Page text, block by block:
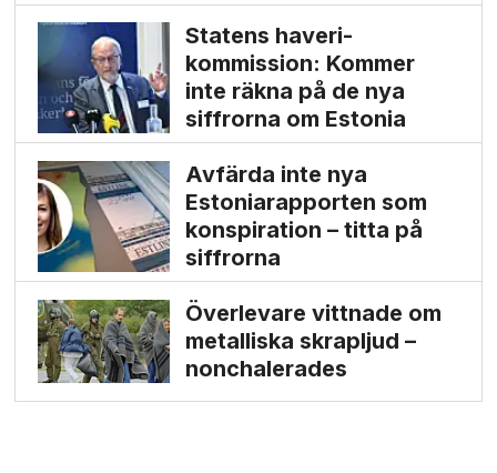
Statens haveri­
kommission: Kommer
inte räkna på de nya
siffrorna om Estonia
Avfärda inte nya
Estonia­rapporten som
konspiration – titta på
siffrorna
Överlevare vittnade om
metalliska skrapljud –
nonchalerades